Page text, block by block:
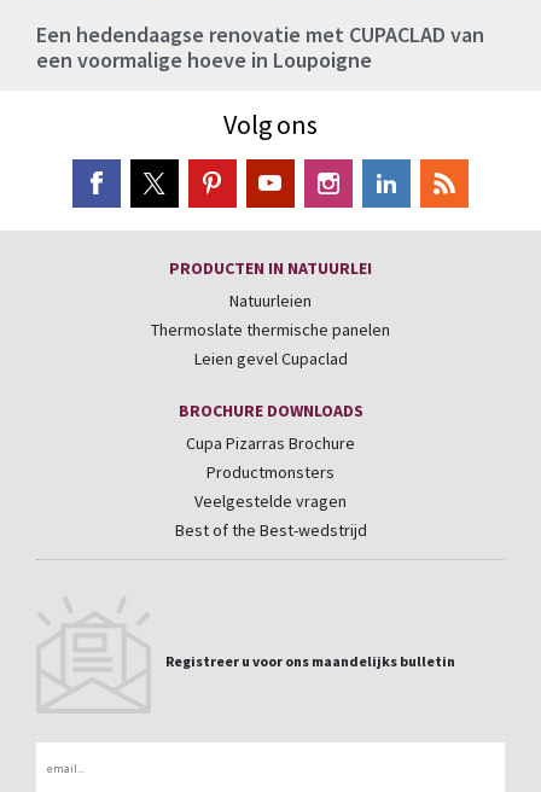
Een hedendaagse renovatie met CUPACLAD van
een voormalige hoeve in Loupoigne
Volg ons
PRODUCTEN IN NATUURLEI
Natuurleien
Thermoslate thermische panelen
Leien gevel Cupaclad
BROCHURE DOWNLOADS
Cupa Pizarras Brochure
Productmonsters
Veelgestelde vragen
Best of the Best-wedstrijd
Registreer u voor ons maandelijks bulletin